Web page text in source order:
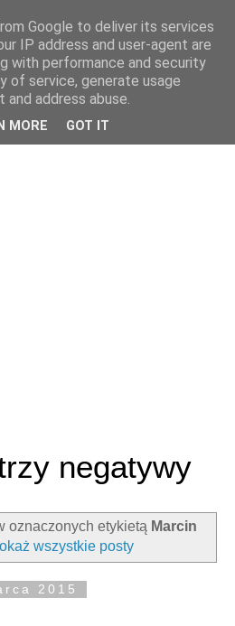
negatywy
oznaczonych etykietą Marcin
wszystkie posty
2015
Google to deliver its services
IP address and user-agent are
with performance and security
of service, generate usage
address abuse.
MORE GOT IT